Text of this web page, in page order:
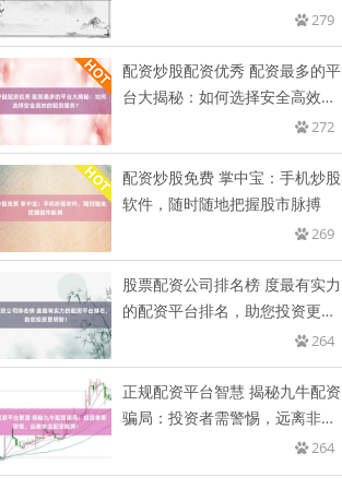
279
配资炒股配资优秀 配资最多的平
台大揭秘：如何选择安全高效的
272
配资炒股免费 掌中宝：手机炒股
软件，随时随地把握股市脉搏
269
股票配资公司排名榜 度最有实力
的配资平台排名，助您投资更明
264
正规配资平台智慧 揭秘九牛配资
骗局：投资者需警惕，远离非法
264